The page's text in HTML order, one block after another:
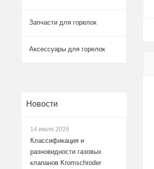
Запчасти для горелок
Аксессуары для горелок
Новости
14 июля 2026
Классификация и
разновидности газовых
клапанов Kromschroder